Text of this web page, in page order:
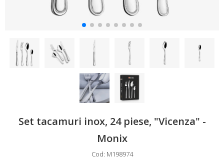
Set tacamuri inox, 24 piese, "Vicenza" -
Monix
Cod: M198974